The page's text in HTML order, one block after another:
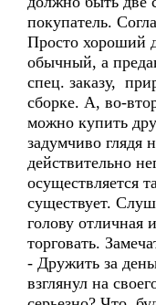
покупатель.
Просто хороший
обычный, а
спец. заказу,
сборке. А, во-
можно купить
задумчиво глядя
действительно
осуществляется
существует.
голову отличная
торговать.
- Дружить за
взглянул на